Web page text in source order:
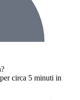
circa 5 minuti in